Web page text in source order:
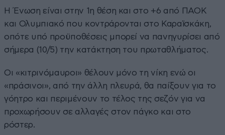
Η Ένωση είναι στην 1η θέση και στο +6 από ΠΑΟΚ
και Ολυμπιακό που κοντράρονται στο Καραϊσκάκη,
οπότε υπό προϋποθέσεις μπορεί να πανηγυρίσει από
σήμερα (10/5) την κατάκτηση του πρωταθλήματος.
Οι «κιτρινόμαυροι» θέλουν μόνο τη νίκη ενώ οι
«πράσινοι», από την άλλη πλευρά, θα παίξουν για το
γόητρο και περιμένουν το τέλος της σεζόν για να
προχωρήσουν σε αλλαγές στον πάγκο και στο
ρόστερ.